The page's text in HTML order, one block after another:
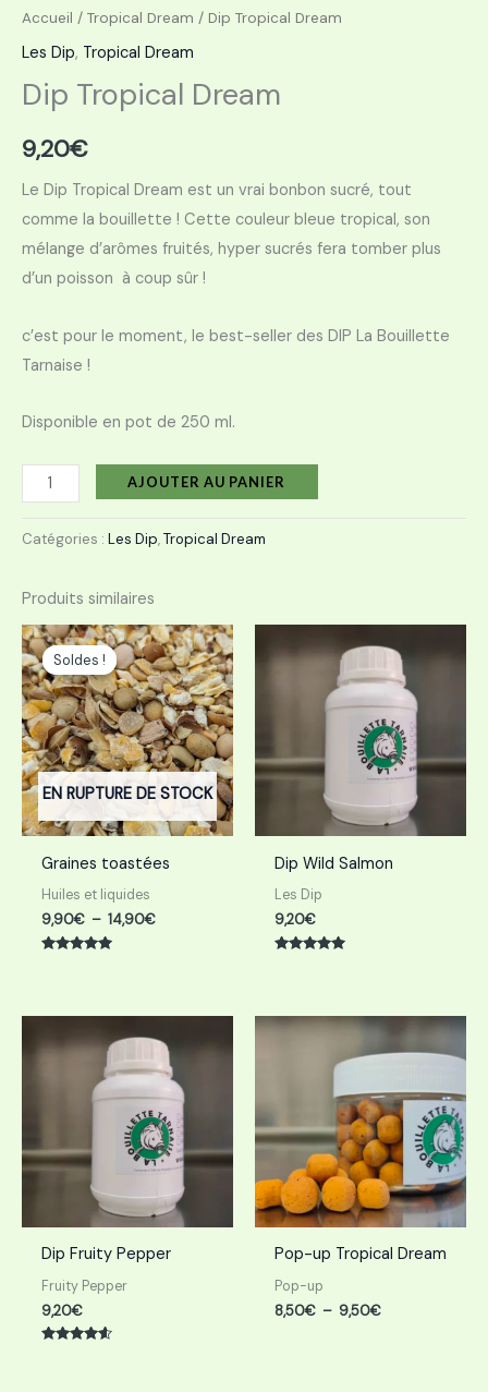
Accueil / Tropical Dream / Dip Tropical Dream
Les Dip, Tropical Dream
Dip Tropical Dream
9,20€
Le Dip Tropical Dream est un vrai bonbon sucré, tout
comme la bouillette ! Cette couleur bleue tropical, son
mélange d’arômes fruités, hyper sucrés fera tomber plus
d’un poisson à coup sûr !
c’est pour le moment, le best-seller des DIP La Bouillette
Tarnaise !
Disponible en pot de 250 ml.
AJOUTER AU PANIER
Catégories : Les Dip,Tropical Dream
Produits similaires
Soldes !
EN RUPTURE DE STOCK
Soldes !
Graines toastées
Huiles et liquides
9,90€ – 14,90€
Plage
de
prix :
9,90€
à
14,90€
Dip Wild Salmon
Les Dip
9,20€
Dip Fruity Pepper
Fruity Pepper
9,20€
Pop-up Tropical Dream
Pop-up
8,50€ – 9,50€
Plage
prix :
à
9,50€